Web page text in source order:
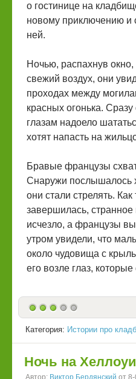
о гостинице на
новому приключению и
ней.
Ночью, распахнув окно,
свежий воздух, они
проходах между
красных огонька.
глазам надоело
хотят напасть на
Бравые французы
Снаружи послышалось
они стали стрелять. Как
завершилась,
исчезло, а французы
утром увидели, что
около чудовища с
его возле глаз,
Категория: Истории про
Ночь на
Автор: Виктор Бердянский от